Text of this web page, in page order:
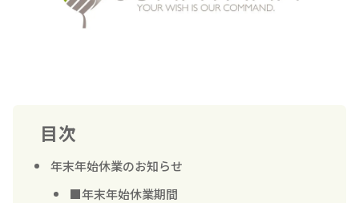
目次
年末年始休業のお知らせ
■年末年始休業期間